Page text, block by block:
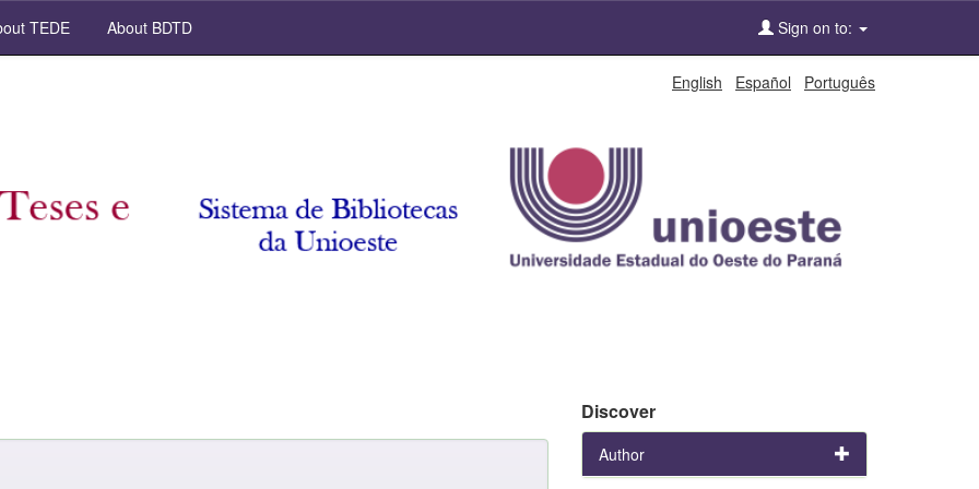
TEDE About BDTD Sign on to:
English Español Português
Discover
Author